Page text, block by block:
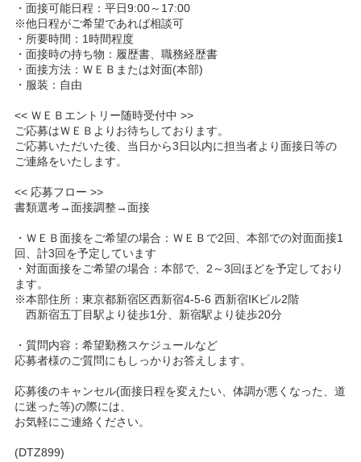
・面接可能日程：平日9:00～17:00
※他日程がご希望であれば相談可
・所要時間：1時間程度
・面接時の持ち物：履歴書、職務経歴書
・面接方法：ＷＥＢまたは対面(本部)
・服装：自由
<< ＷＥＢエントリー随時受付中 >>
ご応募はＷＥＢよりお待ちしております。
ご応募いただいた後、当日から3日以内に担当者より面接日等の
ご連絡をいたします。
<< 応募フロー >>
書類選考→面接調整→面接
・ＷＥＢ面接をご希望の場合：ＷＥＢで2回、本部での対面面接1
回、計3回を予定しています
・対面面接をご希望の場合：本部で、2～3回ほどを予定しており
ます。
※本部住所：東京都新宿区西新宿4-5-6 西新宿IKビル2階
西新宿五丁目駅より徒歩1分、新宿駅より徒歩20分
・質問内容：希望勤務スケジュールなど
応募者様のご質問にもしっかりお答えします。
応募後のキャンセル(面接日程を変えたい、体調が悪くなった、道
に迷った等)の際には、
お気軽にご連絡ください。
(DTZ899)